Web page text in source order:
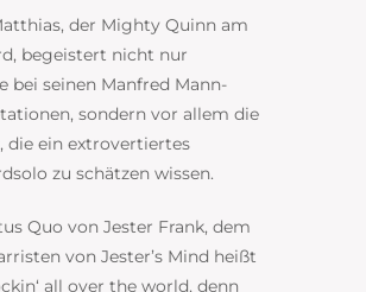
der Mighty Quinn am
begeistert nicht nur
bei seinen Manfred Mann-
sondern vor allem die
die ein extrovertiertes
zu schätzen wissen.
Quo von Jester Frank, dem
von Jester’s Mind heißt
all over the world, denn